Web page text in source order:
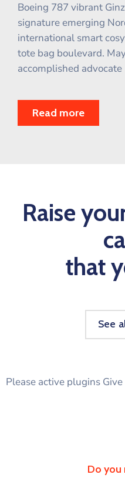
Boeing 787 vibrant
signature emerging
international smart
tote bag boulevard.
accomplished advocate
Read more
Raise
that
See
Please active plugins
Do you